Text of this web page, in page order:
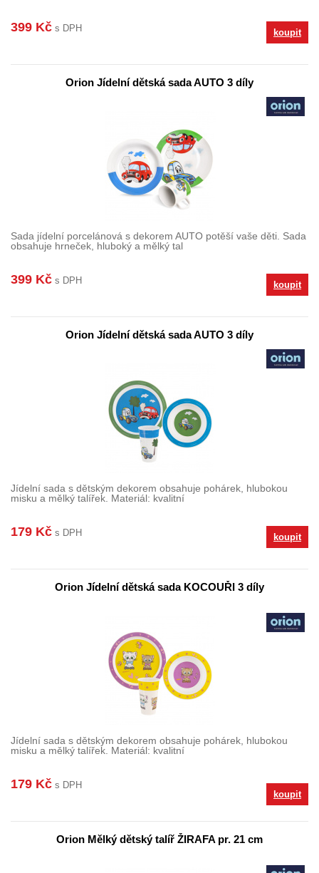
399 Kč s DPH koupit
Orion Jídelní dětská sada AUTO 3 díly
Sada jídelní porcelánová s dekorem AUTO potěší vaše děti. Sada
obsahuje hrneček, hluboký a mělký tal
399 Kč s DPH koupit
Orion Jídelní dětská sada AUTO 3 díly
Jídelní sada s dětským dekorem obsahuje pohárek, hlubokou
misku a mělký talířek. Materiál: kvalitní
179 Kč s DPH koupit
Orion Jídelní dětská sada KOCOUŘI 3 díly
Jídelní sada s dětským dekorem obsahuje pohárek, hlubokou
misku a mělký talířek. Materiál: kvalitní
179 Kč s DPH
koupit
Orion Mělký dětský talíř ŽIRAFA pr. 21 cm